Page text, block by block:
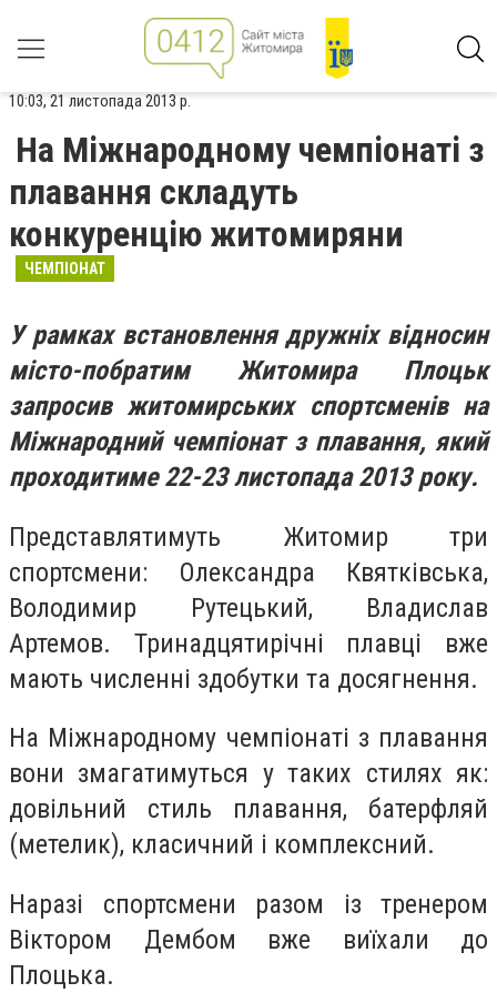
10:03, 21 листопада 2013 р.
На Міжнародному чемпіонаті з
плавання складуть
конкуренцію житомиряни
ЧЕМПІОНАТ
У рамках встановлення дружніх відносин
місто-побратим Житомира Плоцьк
запросив житомирських спортсменів на
Міжнародний чемпіонат з плавання, який
проходитиме 22-23 листопада 2013 року.
Представлятимуть Житомир три
спортсмени: Олександра Квятківська,
Володимир Рутецький, Владислав
Артемов. Тринадцятирічні плавці вже
мають численні здобутки та досягнення.
На Міжнародному чемпіонаті з плавання
вони змагатимуться у таких стилях як:
довільний стиль плавання, батерфляй
(метелик), класичний і комплексний.
Наразі спортсмени разом із тренером
Віктором Дембом вже виїхали до
Плоцька.